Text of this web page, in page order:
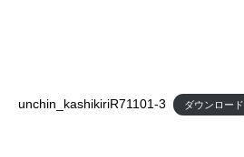
unchin_kashikiriR71101-3 ダウンロード